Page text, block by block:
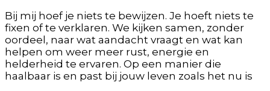
Bij mij hoef je niets te bewijzen. Je hoeft niets te
fixen of te verklaren. We kijken samen, zonder
oordeel, naar wat aandacht vraagt en wat kan
helpen om weer meer rust, energie en
helderheid te ervaren. Op een manier die
haalbaar is en past bij jouw leven zoals het nu is